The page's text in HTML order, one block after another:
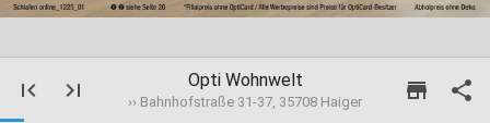
first_page last_page Opti Wohnwelt
›› Bahnhofstraße 31-37, 35708 Haiger store 
IAB-Verarbeitungszwecke:
Speichern von oder Zugriff auf Informationen
auf einem Endgerät